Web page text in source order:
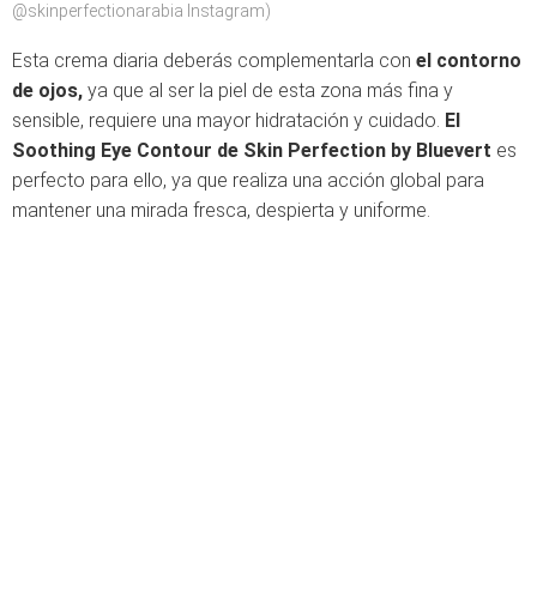
@skinperfectionarabia Instagram)
Esta crema diaria deberás complementarla con el contorno
de ojos, ya que al ser la piel de esta zona más fina y
sensible, requiere una mayor hidratación y cuidado. El
Soothing Eye Contour de Skin Perfection by Bluevert es
perfecto para ello, ya que realiza una acción global para
mantener una mirada fresca, despierta y uniforme.